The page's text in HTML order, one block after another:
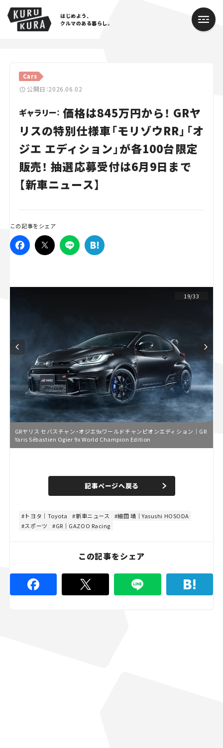
はじめよう、
クルマのある暮らし。
Cars
公開日：2026.06.02
ギャラリー： 価格は845万円から！ GRヤ
リスの特別仕様車「モリゾウRR」「オ
ジエ エディション」が各100台限定
販売！ 抽選応募受付は6月9日まで
【新車ニュース】
この記事をシェア
19/33
GRヤリス セバスチャン・オジエ9xワールドチャンピオンエディション｜GR
Yaris Sébastien Ogier 9x World Champion Edition
n
e
d
8
記事ページへ戻る
トヨタ｜Toyota 新車ニュース
細田 靖｜Yasushi HOSODA
スポーツ
GR｜GAZOO Racing
この記事をシェア
Cars
Lifestyle
Traffic
Special
Series
スズキ ジムニー｜Suzuki Jimny
マツダ｜Mazda
マツダ ロードスター｜Mazda Roadster